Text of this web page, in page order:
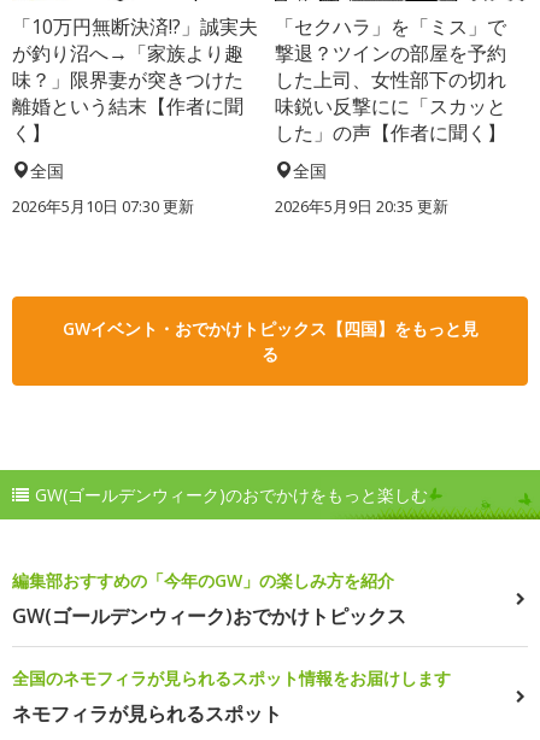
「10万円無断決済!?」誠実夫
が釣り沼へ→「家族より趣
味？」限界妻が突きつけた
離婚という結末【作者に聞
く】
全国
2026年5月10日 07:30 更新
「セクハラ」を「ミス」で
撃退？ツインの部屋を予約
した上司、女性部下の切れ
味鋭い反撃にに「スカッと
した」の声【作者に聞く】
全国
2026年5月9日 20:35 更新
GWイベント・おでかけトピックス【四国】をもっと見
る
GW(ゴールデンウィーク)のおでかけをもっと楽しむ
編集部おすすめの「今年のGW」の楽しみ方を紹介
GW(ゴールデンウィーク)おでかけトピックス
全国のネモフィラが見られるスポット情報をお届けします
ネモフィラが見られるスポット